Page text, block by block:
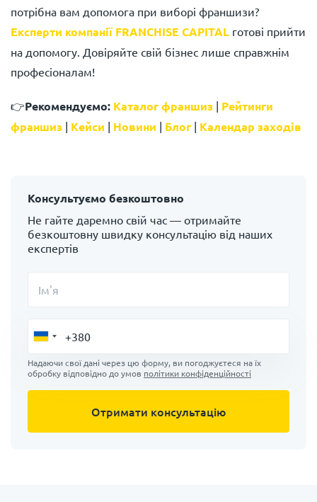
потрібна вам допомога при виборі франшизи?
Експерти компанії FRANCHISE CAPITAL готові прийти
на допомогу. Довіряйте свій бізнес лише справжнім
професіоналам!
👉Рекомендуємо: Каталог франшиз | Рейтинги
франшиз | Кейси | Новини | Блог| Календар заходів
Консультуємо безкоштовно
Не гайте даремно свій час — отримайте
безкоштовну швидку консультацію від наших
експертів
Ім'я
Надаючи свої дані через цю форму, ви погоджуєтеся на їх
обробку відповідно до умов політики конфіденційності